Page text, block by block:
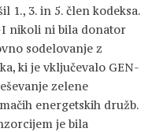
1., 3. in 5. člen kodeksa.
I nikoli ni bila donator
sodelovanje z
ki je vključevalo GEN-
zelene
energetskih družb.
je bila